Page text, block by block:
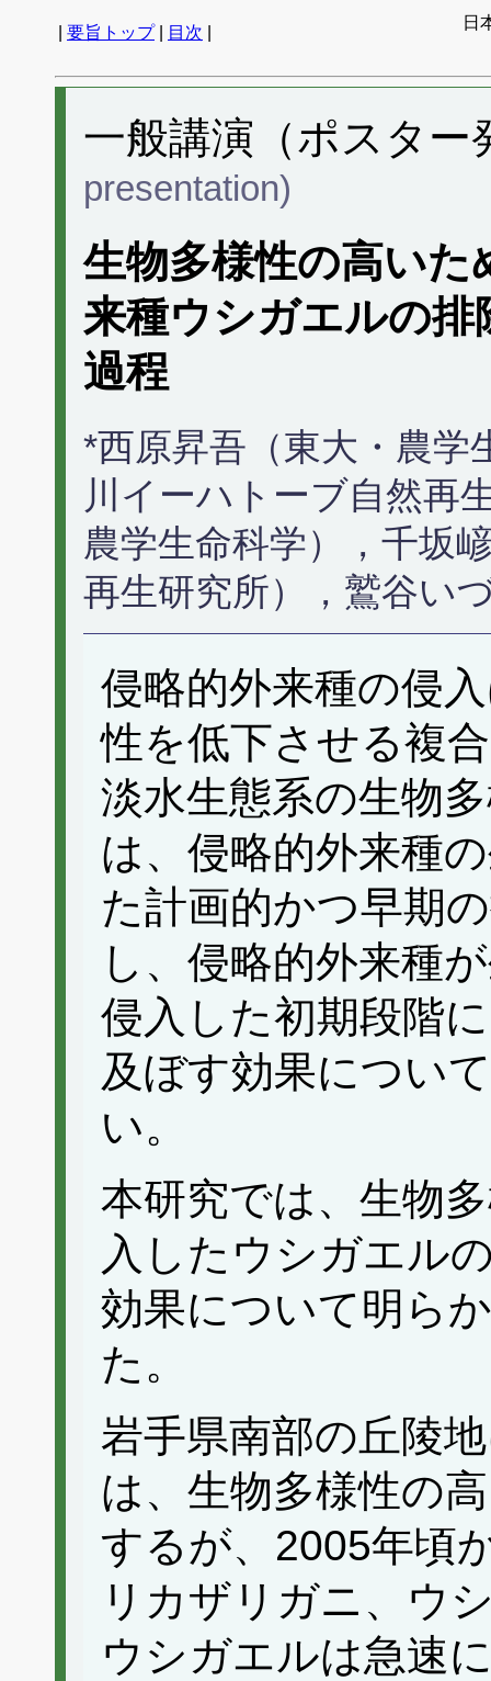
要旨トップ| 目次
日
一般講演（ポスタ
presentation)
生物多様性の高いた
来種ウシガエルの
過程
*西原昇吾（東大・農学
川イーハトーブ自然再
農学生命科学），千坂
再生研究所），鷲谷い
侵略的外来種の侵
性を低下させる複
淡水生態系の生物
は、侵略的外来種
た計画的かつ早期
し、侵略的外来種
侵入した初期段階
及ぼす効果につい
い。
本研究では、生物
入したウシガエル
効果について明ら
た。
岩手県南部の丘陵
は、生物多様性の
するが、2005年頃
リカザリガニ、ウ
ウシガエルは急速